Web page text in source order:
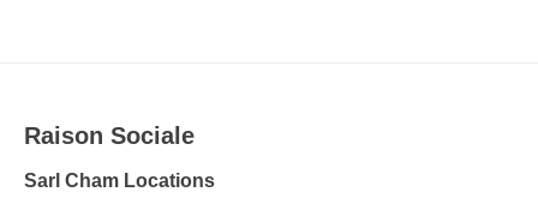
Raison Sociale
Sarl Cham Locations